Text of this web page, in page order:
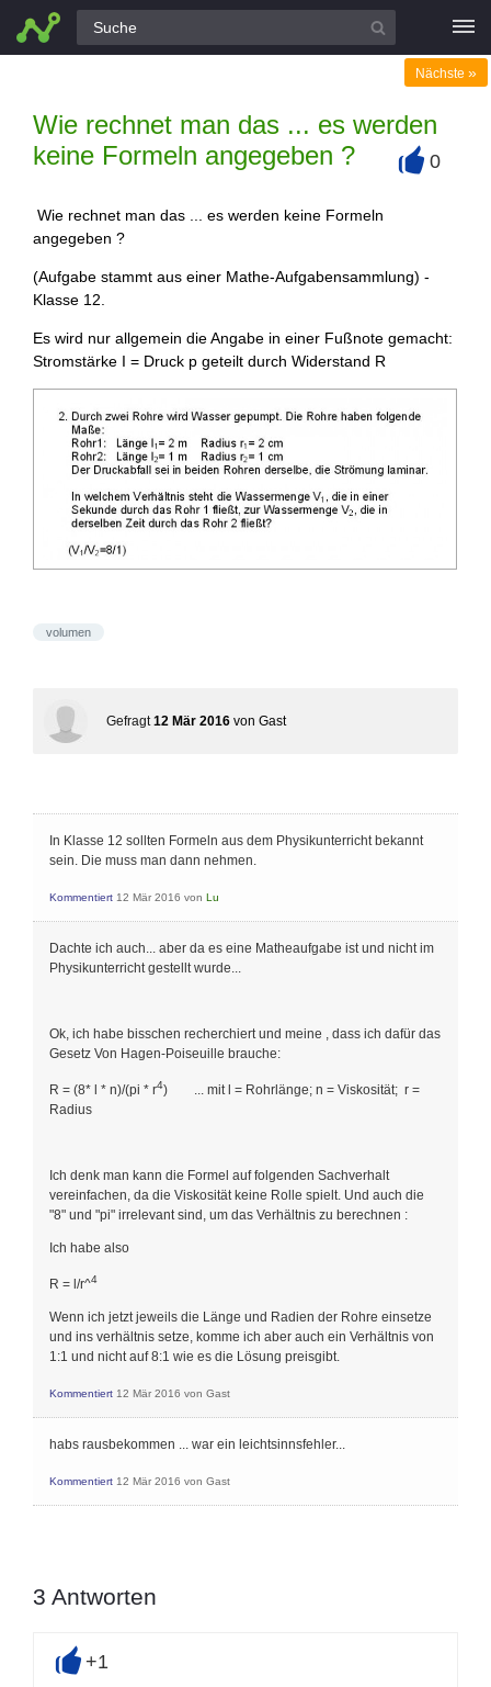
Alle Fragen
Wie rechnet man das ... es werden
keine Formeln angegeben ?
Nächste »
0
Wie rechnet man das ... es werden keine Formeln
angegeben ?
(Aufgabe stammt aus einer Mathe-Aufgabensammlung) -
Klasse 12.
Es wird nur allgemein die Angabe in einer Fußnote gemacht:
Stromstärke I = Druck p geteilt durch Widerstand R
volumen
Gefragt 12 Mär 2016 von Gast
In Klasse 12 sollten Formeln aus dem Physikunterricht bekannt
sein. Die muss man dann nehmen.
Kommentiert 12 Mär 2016 von Lu
Dachte ich auch... aber da es eine Matheaufgabe ist und nicht im
Physikunterricht gestellt wurde...
Ok, ich habe bisschen recherchiert und meine , dass ich dafür das
Gesetz Von Hagen-Poiseuille brauche:
R = (8* l * n)/(pi * r4) ... mit l = Rohrlänge; n = Viskosität; r =
Radius
Ich denk man kann die Formel auf folgenden Sachverhalt
vereinfachen, da die Viskosität keine Rolle spielt. Und auch die
"8" und "pi" irrelevant sind, um das Verhältnis zu berechnen :
Ich habe also
R = l/r^4
Wenn ich jetzt jeweils die Länge und Radien der Rohre einsetze
und ins verhältnis setze, komme ich aber auch ein Verhältnis von
1:1 und nicht auf 8:1 wie es die Lösung preisgibt.
Kommentiert 12 Mär 2016 von Gast
habs rausbekommen ... war ein leichtsinnsfehler...
Kommentiert 12 Mär 2016 von Gast
3 Antworten
+1